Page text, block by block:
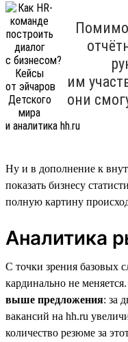
Помимо
им
они
Ну и в дополнение к
показать бизнесу
полную картину
Аналитика
С точки зрения базовых
кардинально не меняется.
выше предложения: за
вакансий на hh.ru
количество резюме за